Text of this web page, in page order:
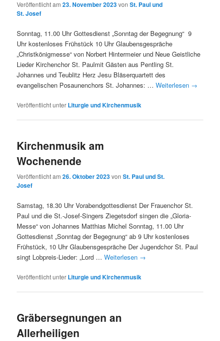
Veröffentlicht am23. November 2023vonSt. Paul und
St. Josef
Sonntag, 11.00 Uhr Gottesdienst „Sonntag der Begegnung“ 9
Uhr kostenloses Frühstück 10 Uhr Glaubensgespräche
„Christkönigmesse“ von Norbert Hintermeier und Neue Geistliche
Lieder Kirchenchor St. Paulmit Gästen aus Pentling St.
Johannes und Teublitz Herz Jesu Bläserquartett des
evangelischen Posaunenchors St. Johannes: …Weiterlesen →
Veröffentlicht unter Liturgie und Kirchenmusik
Kirchenmusik am
Wochenende
Veröffentlicht am26. Oktober 2023vonSt. Paul und St.
Josef
Samstag, 18.30 Uhr Vorabendgottesdienst Der Frauenchor St.
Paul und die St.-Josef-Singers Ziegetsdorf singen die „Gloria-
Messe“ von Johannes Matthias Michel Sonntag, 11.00 Uhr
Gottesdienst „Sonntag der Begegnung“ ab 9 Uhr kostenloses
Frühstück, 10 Uhr Glaubensgespräche Der Jugendchor St. Paul
singt Lobpreis-Lieder: „Lord …Weiterlesen →
Veröffentlicht unter Liturgie und Kirchenmusik
Gräbersegnungen an
Allerheiligen